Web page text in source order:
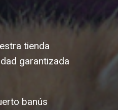
tienda
garantizada
banús